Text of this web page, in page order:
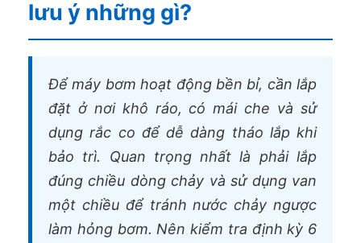
lưu ý những gì?
Để máy bơm hoạt động bền bỉ, cần lắp
đặt ở nơi khô ráo, có mái che và sử
dụng rắc co để dễ dàng tháo lắp khi
bảo trì. Quan trọng nhất là phải lắp
đúng chiều dòng chảy và sử dụng van
một chiều để tránh nước chảy ngược
làm hỏng bơm. Nên kiểm tra định kỳ 6